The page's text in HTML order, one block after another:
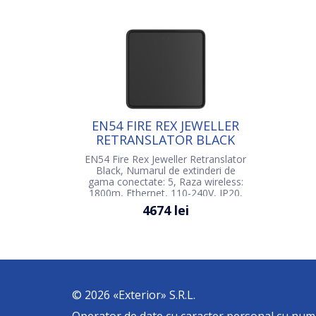
EN54 FIRE REX JEWELLER
RETRANSLATOR BLACK
EN54 Fire Rex Jeweller Retranslator
Black, Numarul de extinderi de
gama conectate: 5, Raza wireless:
1800m, Ethernet, 110-240V, IP20,
CPR ЕС: EN 54-4, EN 54-18, EN 54-
25
4674 lei
© 2026 «Exterior» S.R.L.